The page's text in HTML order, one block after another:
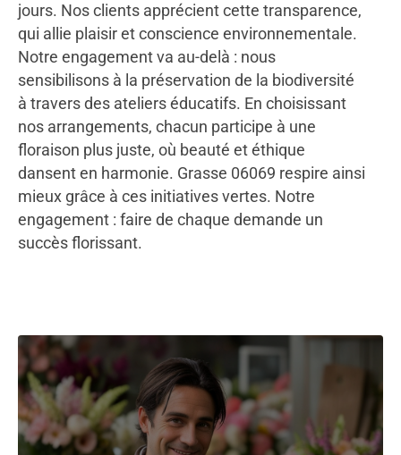
jours. Nos clients apprécient cette transparence,
qui allie plaisir et conscience environnementale.
Notre engagement va au-delà : nous
sensibilisons à la préservation de la biodiversité
à travers des ateliers éducatifs. En choisissant
nos arrangements, chacun participe à une
floraison plus juste, où beauté et éthique
dansent en harmonie. Grasse 06069 respire ainsi
mieux grâce à ces initiatives vertes. Notre
engagement : faire de chaque demande un
succès florissant.